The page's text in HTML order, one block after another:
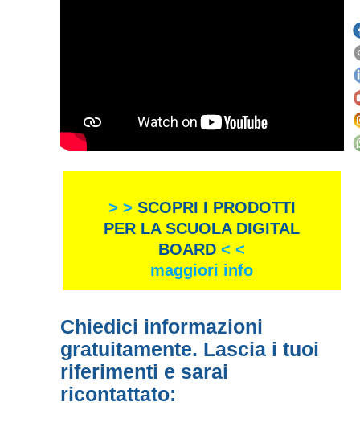
> > SCOPRI I PRODOTTI
PER LA SCUOLA DIGITAL
BOARD< <
maggiori info
Chiedici informazioni
gratuitamente. Lascia i tuoi
riferimenti e sarai
ricontattato: